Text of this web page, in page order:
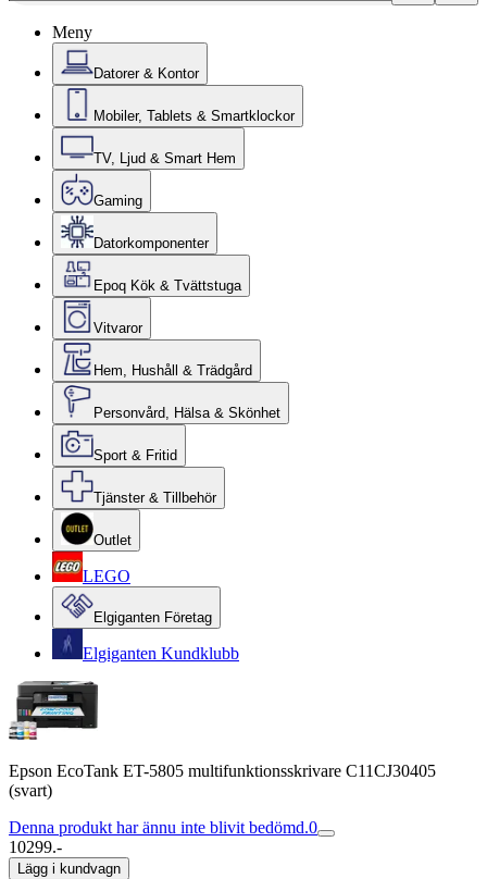
Meny
Datorer & Kontor
Mobiler, Tablets & Smartklockor
TV, Ljud & Smart Hem
Gaming
Datorkomponenter
Epoq Kök & Tvättstuga
Vitvaror
Hem, Hushåll & Trädgård
Personvård, Hälsa & Skönhet
Sport & Fritid
Tjänster & Tillbehör
Outlet
LEGO
Elgiganten Företag
Elgiganten Kundklubb
Epson EcoTank ET-5805 multifunktionsskrivare C11CJ30405
(svart)
Denna produkt har ännu inte blivit bedömd.0
10299.-
Lägg i kundvagn